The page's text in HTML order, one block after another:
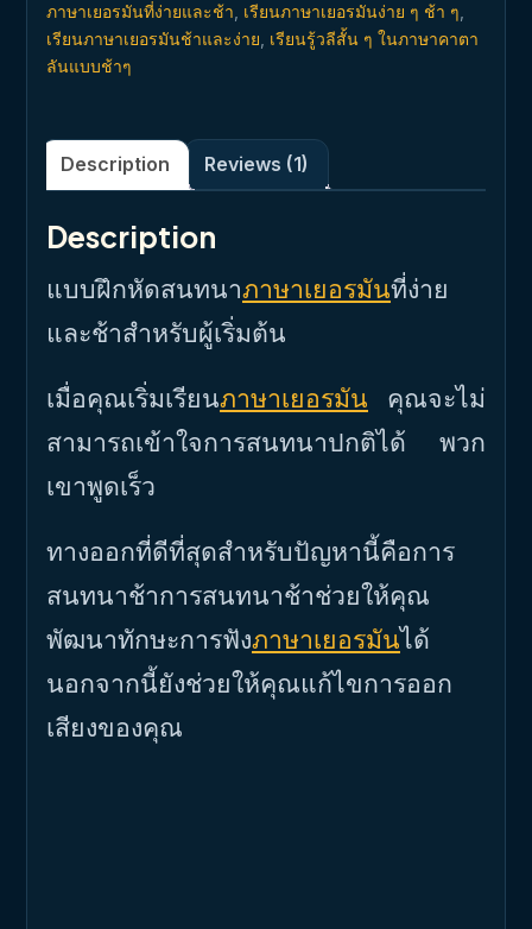
ภาษาเยอรมันที่ง่ายและช้า เรียนภาษาเยอรมันง่าย ๆ ช้า ๆ
เรียนภาษาเยอรมันช้าและง่าย เรียนรู้วลีสั้น ๆ ในภาษาคาตา
ลันแบบช้าๆ
Description Reviews (1)
Description
แบบฝึกหัดสนทนาภาษาเยอรมันที่ง่าย
และช้าสำหรับผู้เริ่มต้น
เมื่อคุณเริ่มเรียนภาษาเยอรมัน คุณจะไม่
สามารถเข้าใจการสนทนาปกติได้ พวก
เขาพูดเร็ว
ทางออกที่ดีที่สุดสำหรับปัญหานี้คือการ
สนทนาช้าการสนทนาช้าช่วยให้คุณ
พัฒนาทักษะการฟังภาษาเยอรมันได้
นอกจากนี้ยังช่วยให้คุณแก้ไขการออก
เสียงของคุณ